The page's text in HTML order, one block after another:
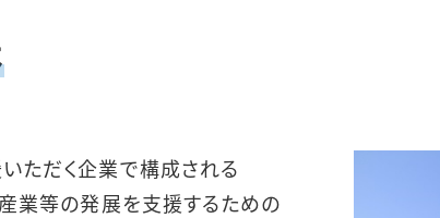
ただく企業で構成される
業等の発展を支援するための